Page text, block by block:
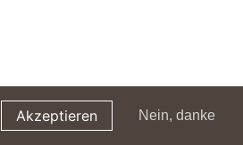
Akzeptieren Nein, danke